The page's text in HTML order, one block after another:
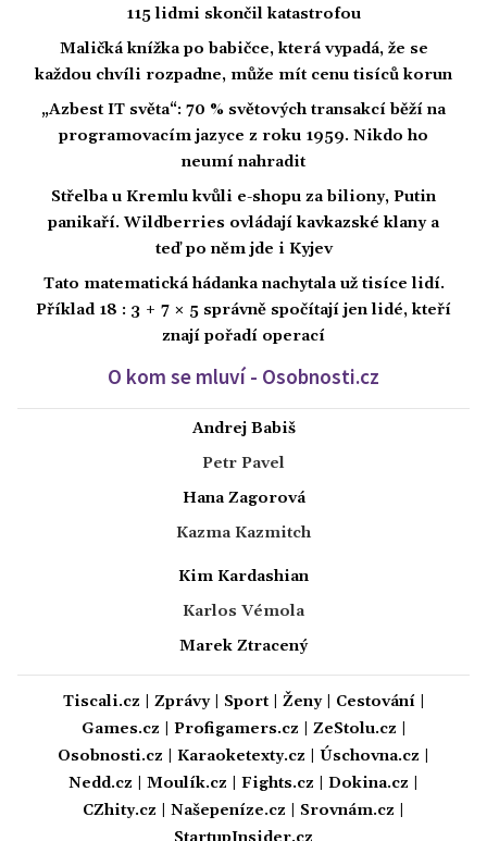
115 lidmi skončil katastrofou
Maličká knížka po babičce, která vypadá, že se
každou chvíli rozpadne, může mít cenu tisíců korun
„Azbest IT světa“: 70 % světových transakcí běží na
programovacím jazyce z roku 1959. Nikdo ho
neumí nahradit
Střelba u Kremlu kvůli e-shopu za biliony, Putin
panikaří. Wildberries ovládají kavkazské klany a
teď po něm jde i Kyjev
Tato matematická hádanka nachytala už tisíce lidí.
Příklad 18 : 3 + 7 × 5 správně spočítají jen lidé, kteří
znají pořadí operací
O kom se mluví - Osobnosti.cz
Andrej Babiš
Petr Pavel
Hana Zagorová
Kazma Kazmitch
Kim Kardashian
Karlos Vémola
Marek Ztracený
Tiscali.cz Zprávy| Sport| Ženy| Cestování|
Games.cz
Profigamers.cz ZeStolu.cz
Osobnosti.cz
Karaoketexty.cz Úschovna.cz
Nedd.cz
Moulík.cz Fights.cz Dokina.cz
CZhity.cz
Našepeníze.cz Srovnám.cz